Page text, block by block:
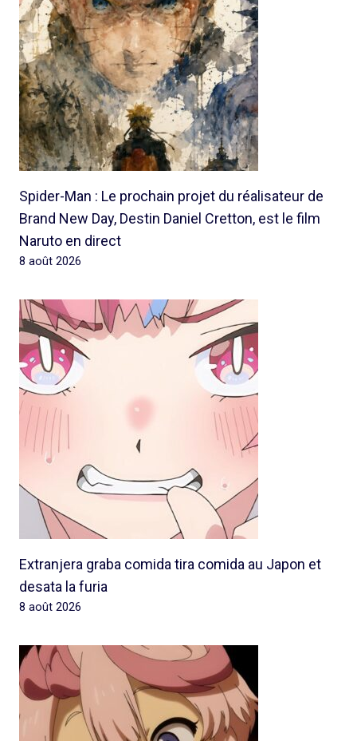
Spider-Man : Le prochain projet du réalisateur de
Brand New Day, Destin Daniel Cretton, est le film
Naruto en direct
8 août 2026
Extranjera graba comida tira comida au Japon et
desata la furia
8 août 2026